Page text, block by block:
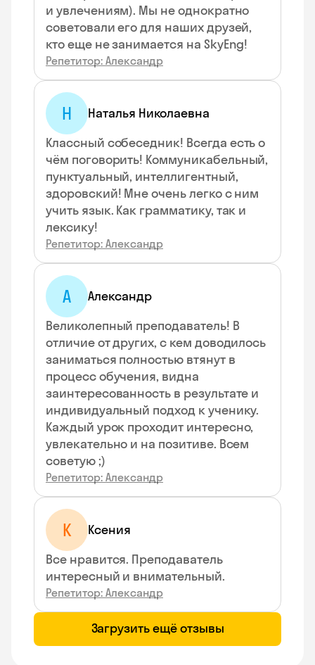
и увлечениям). Мы не однократно
советовали его для наших друзей,
кто еще не занимается на SkyEng!
Репетитор: Александр
Н
Наталья Николаевна
Классный собеседник! Всегда есть о
чём поговорить! Коммуникабельный,
пунктуальный, интеллигентный,
здоровский! Мне очень легко с ним
учить язык. Как грамматику, так и
лексику!
Репетитор: Александр
А
Александр
Великолепный преподаватель! В
отличие от других, с кем доводилось
заниматься полностью втянут в
процесс обучения, видна
заинтересованность в результате и
индивидуальный подход к ученику.
Каждый урок проходит интересно,
увлекательно и на позитиве. Всем
советую ;)
Репетитор: Александр
К
Ксения
Все нравится. Преподаватель
интересный и внимательный.
Репетитор: Александр
Загрузить ещё отзывы